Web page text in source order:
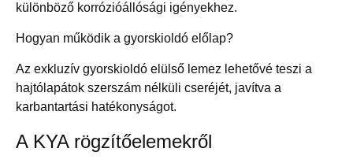
különböző korrózióállósági igényekhez.
Hogyan működik a gyorskioldó előlap?
Az exkluzív gyorskioldó elülső lemez lehetővé teszi a
hajtólapátok szerszám nélküli cseréjét, javítva a
karbantartási hatékonyságot.
A KYA rögzítőelemekről